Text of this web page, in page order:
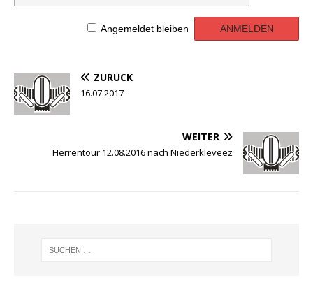
Angemeldet bleiben
ZURÜCK
16.07.2017
WEITER
Herrentour 12.08.2016 nach Niederkleveez